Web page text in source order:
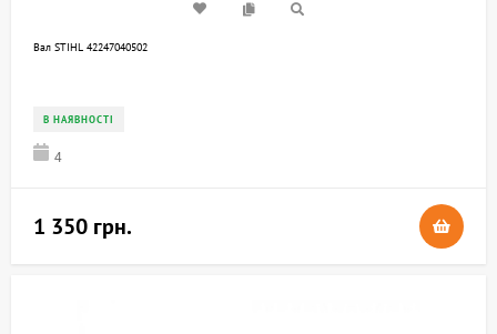
Вал STIHL 42247040502
В НАЯВНОСТІ
4
1 350 грн.